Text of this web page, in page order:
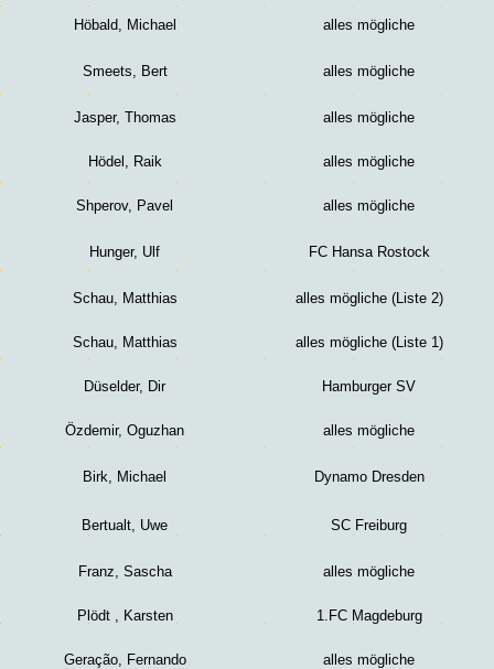
Höbald, Michael alles mögliche
Smeets, Bert alles mögliche
Jasper, Thomas alles mögliche
Hödel, Raik alles mögliche
Shperov, Pavel alles mögliche
Hunger, Ulf FC Hansa Rostock
Schau, Matthias alles mögliche (Liste 2)
Schau, Matthias alles mögliche (Liste 1)
Düselder, Dir Hamburger SV
Özdemir, Oguzhan alles mögliche
Birk, Michael Dynamo Dresden
Bertualt, Uwe SC Freiburg
Franz, Sascha alles mögliche
Plödt , Karsten 1.FC Magdeburg
Geração, Fernando alles mögliche